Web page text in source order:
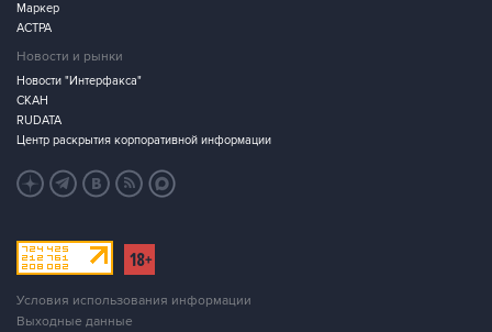
Маркер
АСТРА
Новости и рынки
Новости "Интерфакса"
СКАН
RUDATA
Центр раскрытия корпоративной информации
Условия использования информации
Выходные данные